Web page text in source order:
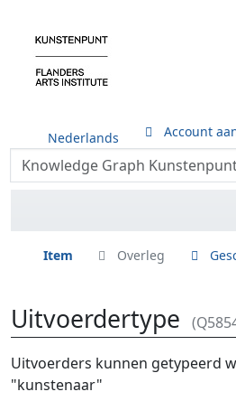
Nederlands Account
Item Overleg
Uitvoerdertype
Ga naar:navigatie,zoeken
Uitvoerders kunnen getypeerd
"kunstenaar"